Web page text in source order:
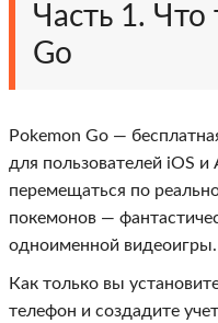
Часть 1. Что
Go
Pokemon Go —
для пользователей iOS
перемещаться по
покемонов —
одноименной видеоигры.
Как только вы
телефон и создадите